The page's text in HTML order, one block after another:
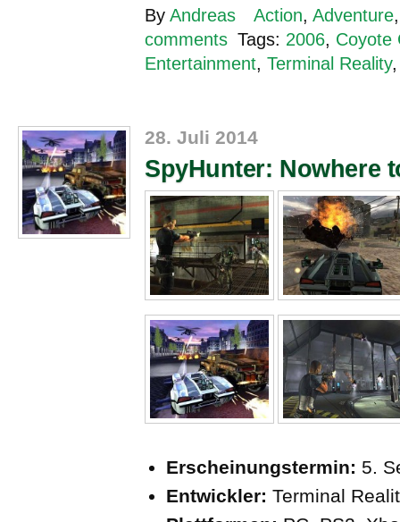
By Andreas Action, Adventure
comments Tags: 2006, Coyote
Entertainment, Terminal Reality
28. Juli 2014
SpyHunter: Nowhere
Erscheinungstermin: 5.
Entwickler: Terminal